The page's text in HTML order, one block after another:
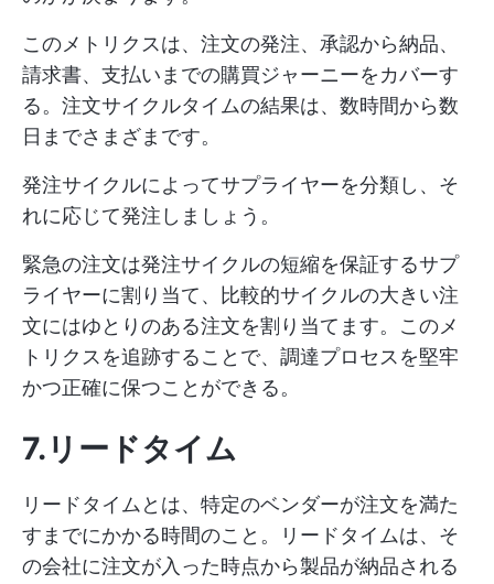
このメトリクスは、注文の発注、承認から納品、
請求書、支払いまでの購買ジャーニーをカバーす
る。注文サイクルタイムの結果は、数時間から数
日までさまざまです。
発注サイクルによってサプライヤーを分類し、そ
れに応じて発注しましょう。
緊急の注文は発注サイクルの短縮を保証するサプ
ライヤーに割り当て、比較的サイクルの大きい注
文にはゆとりのある注文を割り当てます。このメ
トリクスを追跡することで、調達プロセスを堅牢
かつ正確に保つことができる。
7.リードタイム
リードタイムとは、特定のベンダーが注文を満た
すまでにかかる時間のこと。リードタイムは、そ
の会社に注文が入った時点から製品が納品される